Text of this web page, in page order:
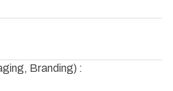
Branding) :